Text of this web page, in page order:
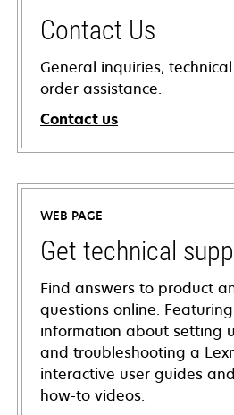
Contact Us
General inquiries,
order assistance.
Contact us
WEB PAGE
Get technical
Find answers to product
questions online.
information about setting
and troubleshooting a
interactive user guides
how-to videos.